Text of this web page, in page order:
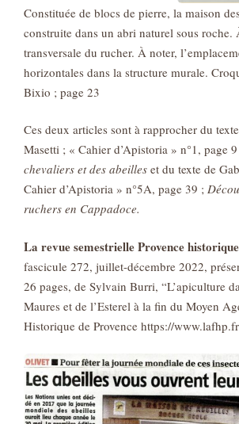
Constituée de blocs de pierre, la maison
construite dans un abri naturel sous roche.
transversale du rucher. À noter,
horizontales dans la structure murale.
Bixio ; page 23
Ces deux articles sont à rapprocher du
Masetti ; « Cahier d’Apistoria » n°1, page
chevaliers et des abeilles et du texte de
Cahier d’Apistoria » n°5A, page 39 ;
ruchers en Cappadoce.
La revue semestrielle Provence
fascicule 272, juillet-décembre 2022,
26 pages, de Sylvain Burri, “L’apiculture
Maures et de l’Esterel à la fin du Moyen
Historique de Provence https://www.lafhp.fr